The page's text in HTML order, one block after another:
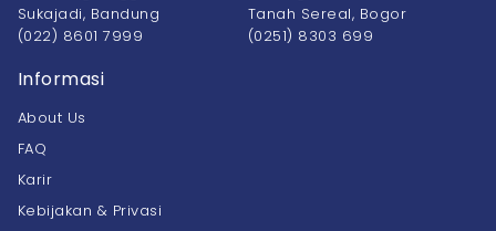
Sukajadi, Bandung
(022) 8601 7999
Tanah Sereal, Bogor
(0251) 8303 699
Informasi
About Us
FAQ
Karir
Kebijakan & Privasi